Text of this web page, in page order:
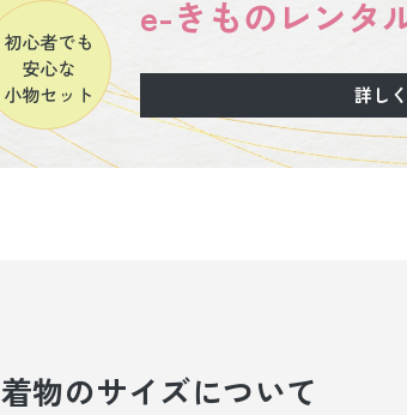
e-きものレンタ
詳し
着物のサイズについて